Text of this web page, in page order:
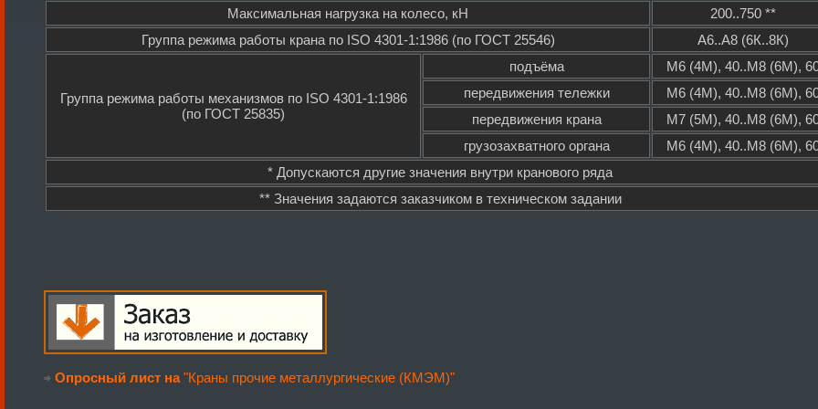
Максимальная нагрузка на колесо, кН
200..750 **
Группа режима работы крана по ISO 4301-1:1986 (по ГОСТ 25546)
А6..А8 (6К..8К)
Группа режима работы механизмов по ISO 4301-1:1986
(по ГОСТ 25835)
подъёма
М6 (4М), 40..М8 (6М),
передвижения тележки
М6 (4М), 40..М8 (6М),
передвижения крана
М7 (5М), 40..М8 (6М),
грузозахватного органа
М6 (4М), 40..М8 (6М),
* Допускаются другие значения внутри кранового ряда
** Значения задаются заказчиком в техническом задании
Опросный лист на"Краны прочие металлургические (КМЭМ)"